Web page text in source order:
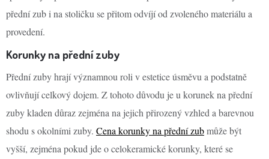
přední zub i na stoličku se přitom odvíjí od zvoleného materiálu a
provedení.
Korunky na přední zuby
Přední zuby hrají významnou roli v estetice úsměvu a podstatně
ovlivňují celkový dojem. Z tohoto důvodu je u korunek na přední
zuby kladen důraz zejména na jejich přirozený vzhled a barevnou
shodu s okolními zuby. Cena korunky na přední zubmůže být
vyšší, zejména pokud jde o celokeramické korunky, které se